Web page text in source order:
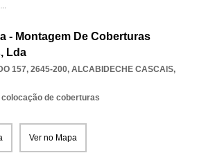
...
- Montagem De Coberturas
Lda
157, 2645-200, ALCABIDECHE CASCAIS,
de coberturas
Ver no Mapa